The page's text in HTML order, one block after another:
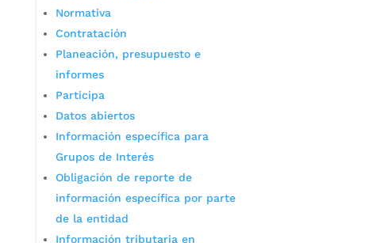
Normativa
Contratación
Planeación, presupuesto e
informes
Participa
Datos abiertos
Información específica para
Grupos de Interés
Obligación de reporte de
información específica por parte
de la entidad
Información tributaria en